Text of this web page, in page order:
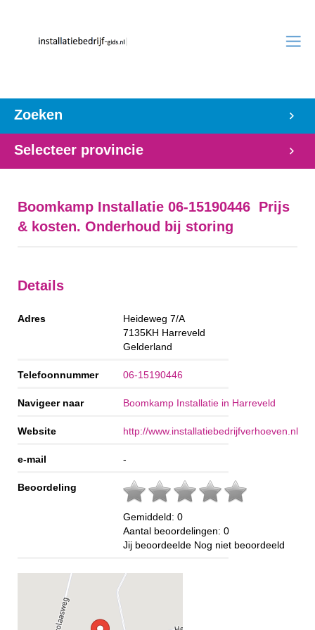
Zoeken
Selecteer provincie
Boomkamp Installatie 06-15190446 Prijs
& kosten. Onderhoud bij storing
Details
Adres
Heideweg 7/A
7135KH Harreveld
Gelderland
Telefoonnummer 06-15190446
Navigeer naar Boomkamp Installatie in Harreveld
Website http://www.installatiebedrijfverhoeven.nl
e-mail -
Beoordeling
Gemiddeld: 0
Aantal beoordelingen: 0
Jij beoordeelde Nog niet beoordeeld